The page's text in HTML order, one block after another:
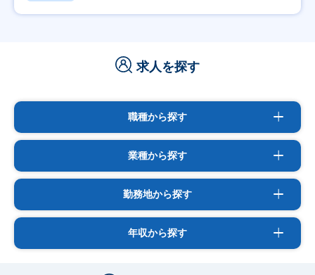
求人を探す
職種から探す
業種から探す
勤務地から探す
年収から探す